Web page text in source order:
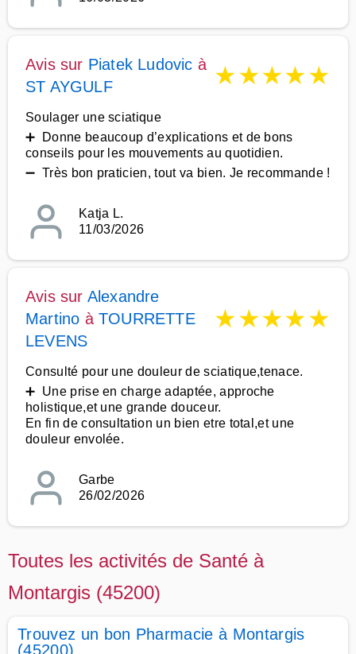
Avis sur Piatek Ludovic à
ST AYGULF
★★★★★
Soulager une sciatique
➕ Donne beaucoup d’explications et de bons
conseils pour les mouvements au quotidien.
➖ Très bon praticien, tout va bien. Je recommande !
Katja L.
11/03/2026
Avis sur Alexandre
Martino àTOURRETTE
LEVENS
★★★★★
Consulté pour une douleur de sciatique,tenace.
➕ Une prise en charge adaptée, approche
holistique,et une grande douceur.
En fin de consultation un bien etre total,et une
douleur envolée.
Garbe
26/02/2026
Toutes les activités de Santé à
Montargis (45200)
Trouvez un bon Pharmacie à Montargis
(45200)